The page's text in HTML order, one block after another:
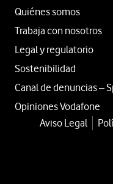
Quiénes somos
Trabaja con nosotros
Legal y regulatorio
Sostenibilidad
Canal de denuncias –
Opiniones Vodafone
Aviso Legal